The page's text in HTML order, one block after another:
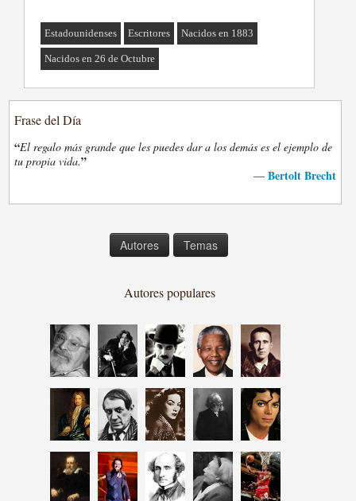
Estadounidenses Escritores Nacidos en 1883
Nacidos en 26 de Octubre
Frase del Día
“El regalo más grande que les puedes dar a los demás es el ejemplo de
tu propia vida.”
— Bertolt Brecht
Autores Temas
Autores populares